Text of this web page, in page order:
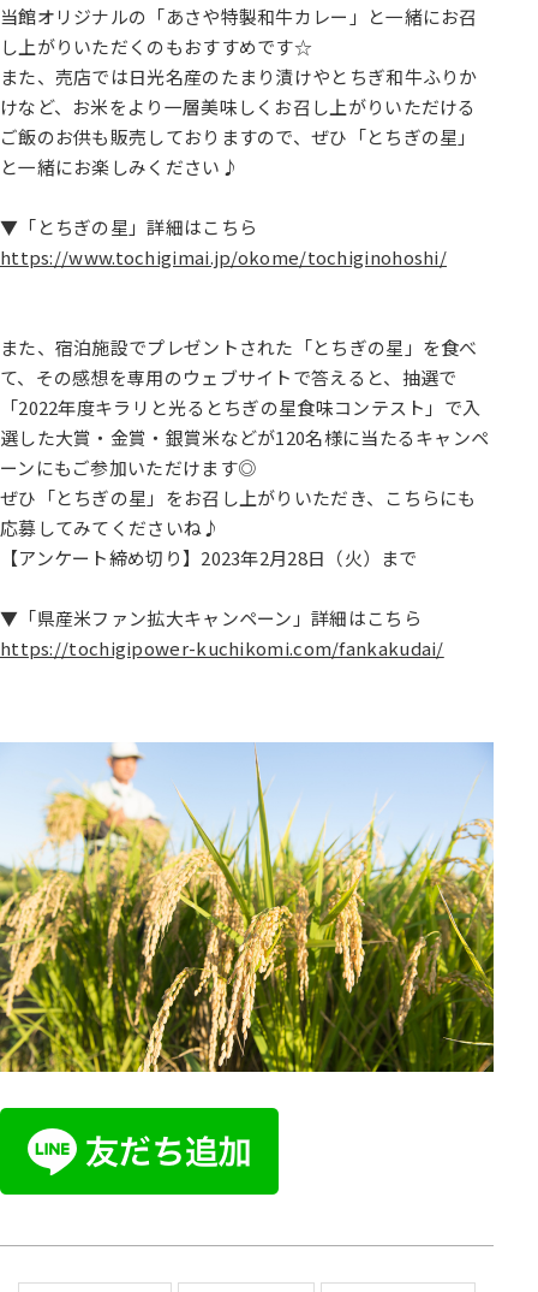
当館オリジナルの「あさや特製和牛カレー」と一緒にお召
し上がりいただくのもおすすめです☆
また、売店では日光名産のたまり漬けやとちぎ和牛ふりか
けなど、お米をより一層美味しくお召し上がりいただける
ご飯のお供も販売しておりますので、ぜひ「とちぎの星」
と一緒にお楽しみください♪
▼「とちぎの星」詳細はこちら
https://www.tochigimai.jp/okome/tochiginohoshi/
また、宿泊施設でプレゼントされた「とちぎの星」を食べ
て、その感想を専用のウェブサイトで答えると、抽選で
「2022年度キラリと光るとちぎの星食味コンテスト」で入
選した大賞・金賞・銀賞米などが120名様に当たるキャンペ
ーンにもご参加いただけます◎
ぜひ「とちぎの星」をお召し上がりいただき、こちらにも
応募してみてくださいね♪
【アンケート締め切り】2023年2月28日（火）まで
▼「県産米ファン拡大キャンペーン」詳細はこちら
https://tochigipower-kuchikomi.com/fankakudai/